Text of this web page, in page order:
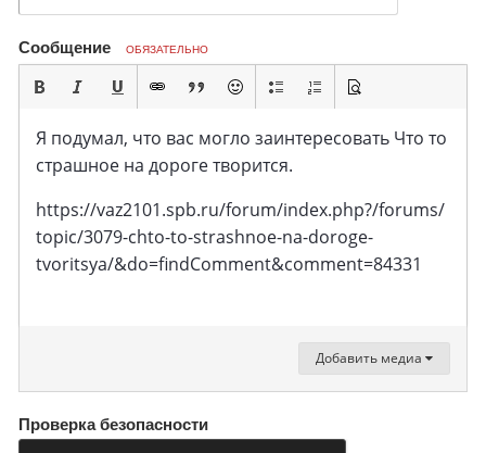
Сообщение ОБЯЗАТЕЛЬНО
Я подумал, что вас могло заинтересовать Что то
страшное на дороге творится.
https://vaz2101.spb.ru/forum/index.php?/forums/
topic/3079-chto-to-strashnoe-na-doroge-
tvoritsya/&do=findComment&comment=84331
Добавить медиа
Проверка безопасности